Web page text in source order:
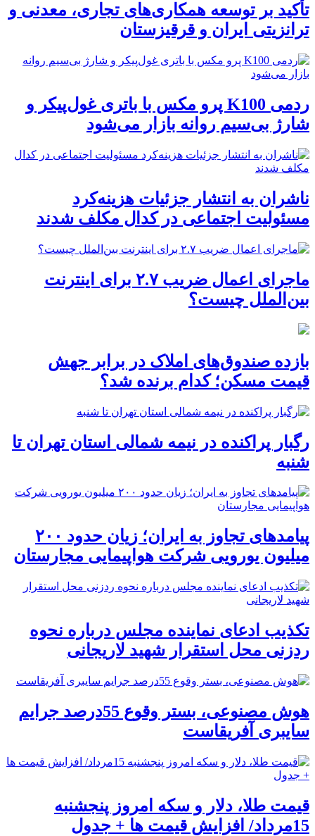
تأکید بر توسعه همکاری‌های تجاری، معدنی و
ترانزیتی ایران و قرقیزستان
ردمی K100 پرو مکس با باتری غول‌پیکر و
شارژ بی‌سیم روانه بازار می‌شود
ناشران به انتشار جزئیات هزینه‌کرد
مسئولیت اجتماعی در کدال مکلف شدند
ماجرای اعمال ضریب ۲.۷ برای اینترنت
بین‌الملل چیست؟
بازده صندوق‌های املاک در برابر جهش
قیمت مسکن؛ کدام برنده شد؟
رگبار پراکنده در نیمه شمالی استان تهران تا
شنبه
پیامدهای تجاوز به ایران؛ زیان حدود ۲۰۰
میلیون یورویی شرکت هواپیمایی مجارستان
تکذیب ادعای نماینده مجلس درباره نحوه
ردزنی محل استقرار شهید لاریجانی
هوش مصنوعی، بستر وقوع 55درصد جرایم
سایبری آفریقاست
قیمت طلا، دلار و سکه امروز پنجشنبه
15مرداد/ افزایش قیمت ها + جدول